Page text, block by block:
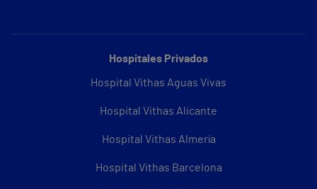
Hospitales Privados
Hospital Vithas Aguas Vivas
Hospital Vithas Alicante
Hospital Vithas Almería
Hospital Vithas Barcelona